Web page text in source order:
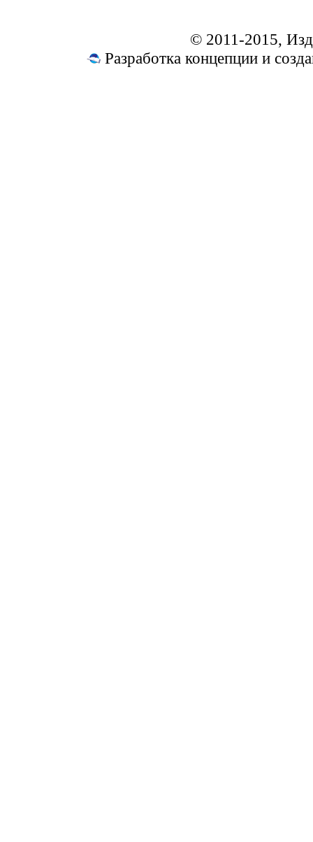
© 2011-2015,
Разработка концепции и